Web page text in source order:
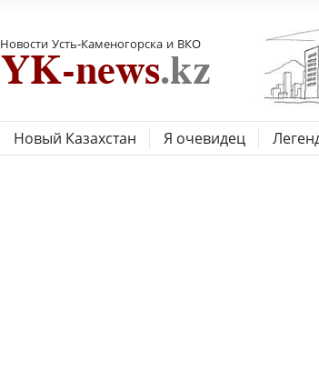
Новости Усть-Каменогорска и ВКО
Новый Казахстан Я очевидец